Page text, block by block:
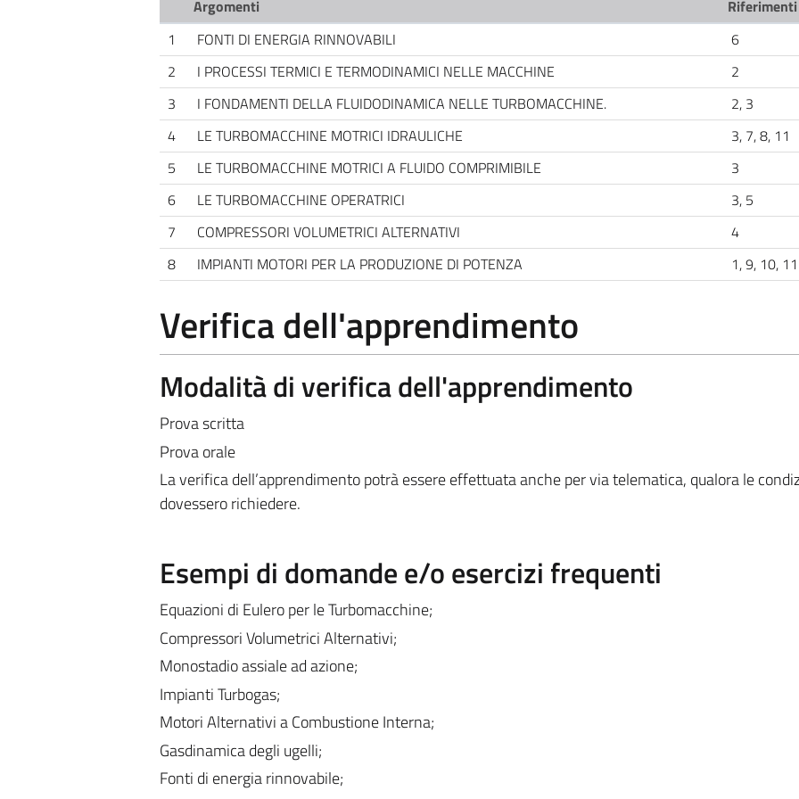
Argomenti
1
FONTI DI ENERGIA RINNOVABILI
6
2
I PROCESSI TERMICI E TERMODINAMICI NELLE MACCHINE
2
3
I FONDAMENTI DELLA FLUIDODINAMICA NELLE TURBOMACCHINE.
2, 3
4
LE TURBOMACCHINE MOTRICI IDRAULICHE
3, 7, 8, 11
5
LE TURBOMACCHINE MOTRICI A FLUIDO COMPRIMIBILE
3
6
LE TURBOMACCHINE OPERATRICI
3, 5
7
COMPRESSORI VOLUMETRICI ALTERNATIVI
4
8
IMPIANTI MOTORI PER LA PRODUZIONE DI POTENZA 1, 9, 10, 11
Verifica dell'apprendimento
Modalità di verifica dell'apprendimento
Prova scritta
Prova orale
La verifica dell’apprendimento potrà essere effettuata anche per via telematica, qualora le
dovessero richiedere.
Esempi di domande e/o esercizi frequenti
Equazioni di Eulero per le Turbomacchine;
Compressori Volumetrici Alternativi;
Monostadio assiale ad azione;
Impianti Turbogas;
Motori Alternativi a Combustione Interna;
Gasdinamica degli ugelli;
Fonti di energia rinnovabile;